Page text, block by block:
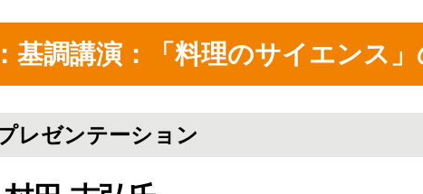
基調講演：「料理のサイエンス
レゼンテーション